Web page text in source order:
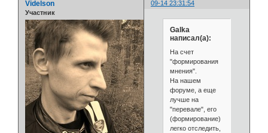
09-14 23:31:54
Videlson
Участник
Galka
написал(а):
На счет
"формирования
мнения".
На нашем
форуме, а еще
лучше на
"перевале", его
(формирование)
легко отследить,